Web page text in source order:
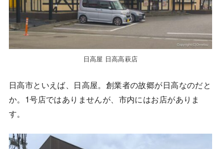
日高屋 日高高萩店
日高市といえば、日高屋。創業者の故郷が日高なのだと
か。1号店ではありませんが、市内にはお店がありま
す。